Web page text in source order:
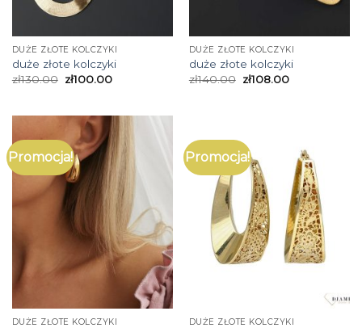
DUŻE ZŁOTE KOLCZYKI
duże złote kolczyki
zł130.00 zł100.00
DUŻE ZŁOTE KOLCZYKI
duże złote kolczyki
zł140.00 zł108.00
Promocja!
DUŻE ZŁOTE KOLCZYKI
Promocja!
DUŻE ZŁOTE KOLCZYKI